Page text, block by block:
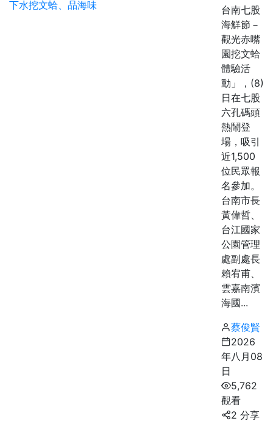
台南七股
海鮮節－
觀光赤嘴
園挖文蛤
體驗活
動」，(8)
日在七股
六孔碼頭
熱鬧登
場，吸引
近1,500
位民眾報
名參加。
台南市長
黃偉哲、
台江國家
公園管理
處副處長
賴宥甫、
雲嘉南濱
海國...
蔡俊賢
2026
年八月08
日
5,762
觀看
2 分享